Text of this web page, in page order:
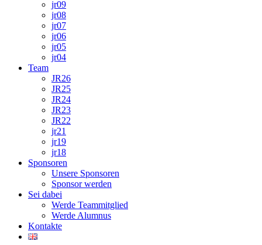
jr09
jr08
jr07
jr06
jr05
jr04
Team
JR26
JR25
JR24
JR23
JR22
jr21
jr19
jr18
Sponsoren
Unsere Sponsoren
Sponsor werden
Sei dabei
Werde Teammitglied
Werde Alumnus
Kontakte